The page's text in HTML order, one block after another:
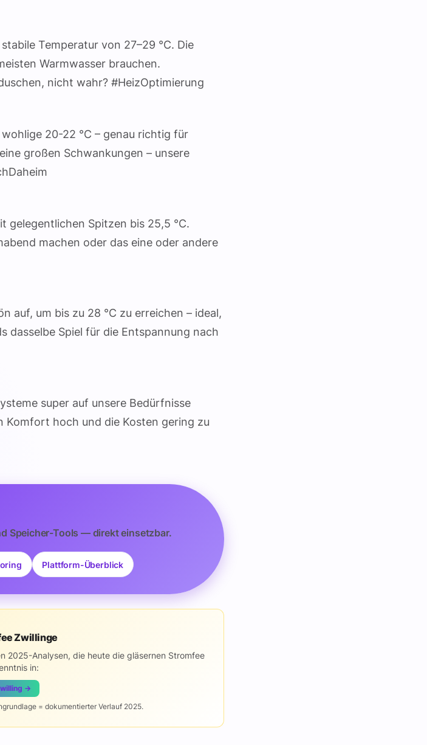
Temperatur von 27–29 °C. Die
Warmwasser brauchen.
nicht wahr? #HeizOptimierung
20-22 °C – genau richtig für
großen Schwankungen – unsere
gelegentlichen Spitzen bis 25,5 °C.
machen oder das eine oder andere
auf, um bis zu 28 °C zu erreichen – ideal,
dasselbe Spiel für die Entspannung nach
super auf unsere Bedürfnisse
Komfort hoch und die Kosten gering zu
Speicher-Tools — direkt einsetzbar.
Plattform-Überblick
Zwillinge
2025-Analysen, die heute die gläsernen Stromfee
in:
→
= dokumentierter Verlauf 2025.